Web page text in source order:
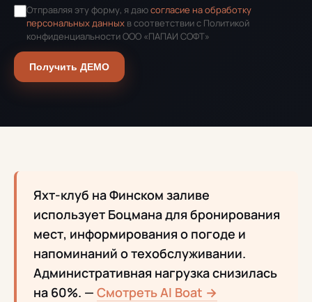
Отправляя эту форму, я даюсогласие на обработку
персональных данных в соответствии с Политикой
конфиденциальности ООО «ПАПАИ СОФТ»
Получить ДЕМО
Яхт-клуб на Финском заливе
использует Боцмана для бронирования
мест, информирования о погоде и
напоминаний о техобслуживании.
Административная нагрузка снизилась
на 60%. — Смотреть AI Boat →